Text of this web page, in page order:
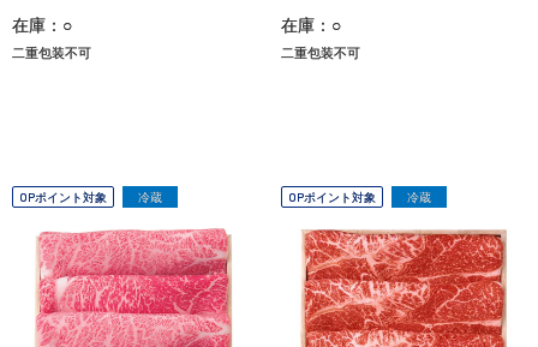
在庫：○
二重包装不可
在庫：○
二重包装不可
OPポイント対象 冷蔵 OPポイント対象 冷蔵